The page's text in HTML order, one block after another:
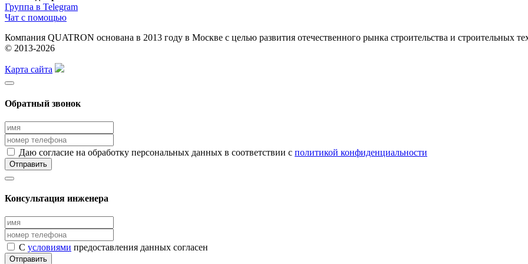
Группа в Telegram
Чат с помощью
Компания QUATRON основана в 2013 году в Москве с целью развития отечественного рынка строительства и строительных
© 2013-2026
Карта сайта
Обратный звонок
Даю согласие на обработку персональных данных в соответствии с политикой конфиденциальности
Отправить
Консультация инженера
С условиями предоставления данных согласен
Отправить